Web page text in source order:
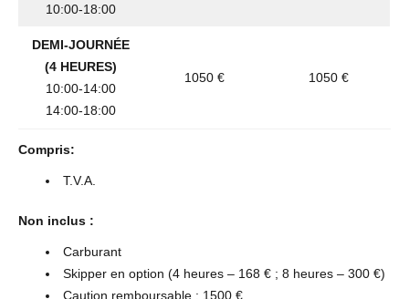
10:00-18:00
DEMI-JOURNÉE
(4 HEURES)
10:00-14:00
14:00-18:00
1050 € 1050 €
Compris:
T.V.A.
Non inclus :
Carburant
Skipper en option (4 heures – 168 € ; 8 heures – 300 €)
Caution remboursable : 1500 €